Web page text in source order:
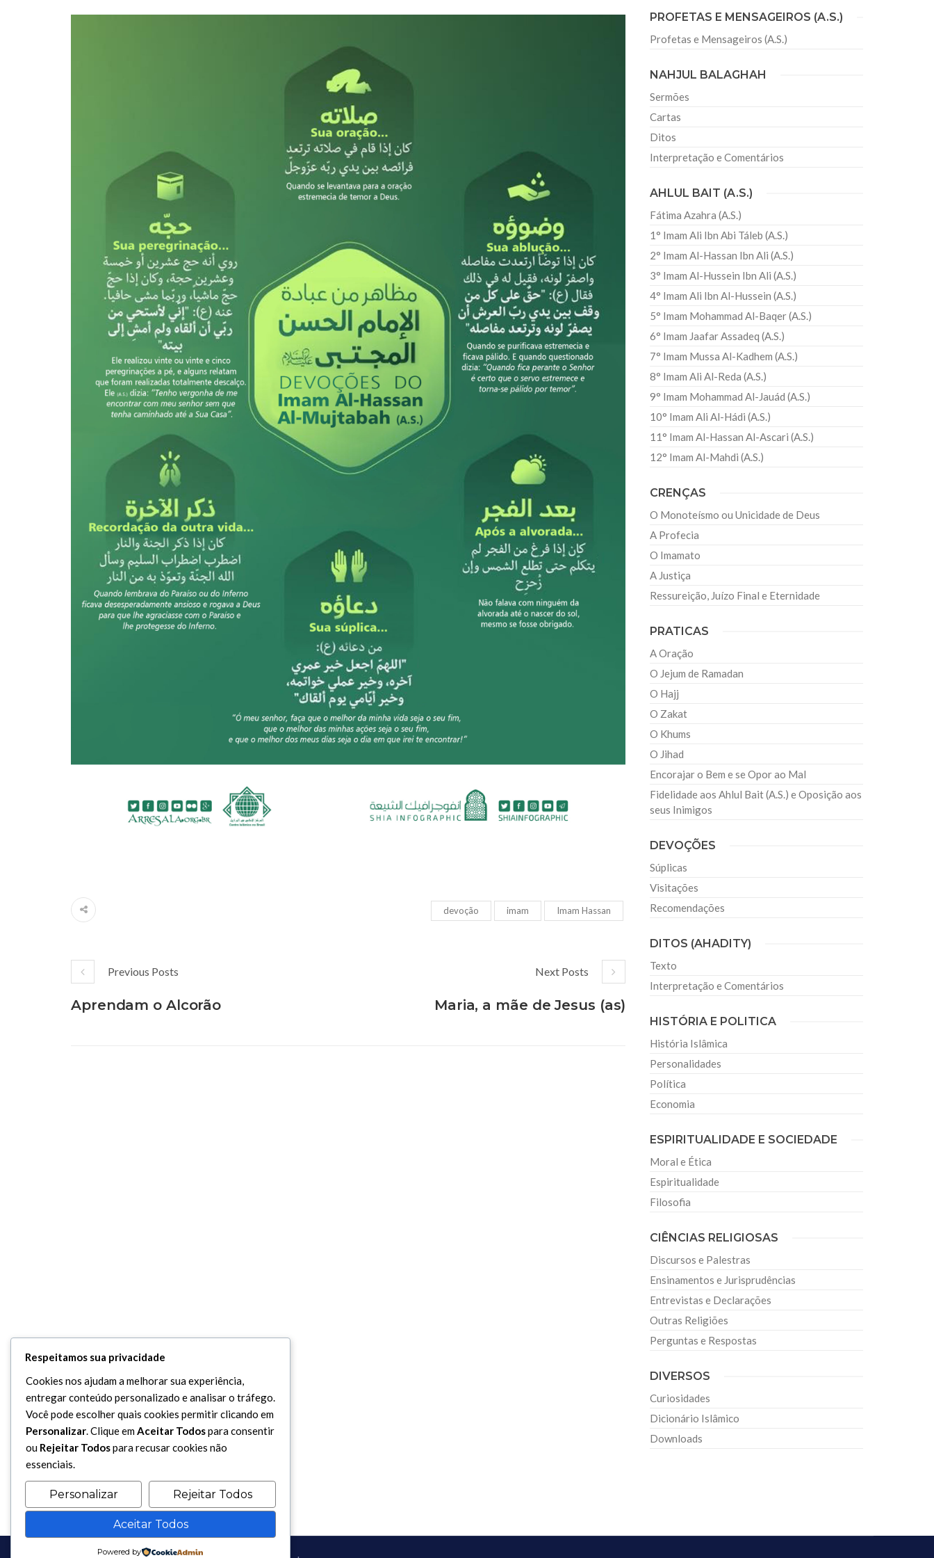
relembramos o martírio do quarto Imam dos muçulmanos, o Imam Ali Ibn Al-
Hussein Ibn Ali Ibn Abi Táleb (A.S.), conhecido por “Zein Al-Ábidin” (Formosura
Centro Islâmico no Brasil recebe o ex-ministro das
Na noite da quinta-feira, 03 de Abril, o Centro Islâmico no Brasil recebeu em sua
sede, em São Paulo, o ex-ministro das Relações Exteriores da República Islâmica
do Irã, Sr. Kamal Kharrazi, que encontra-se visitando
devoção imam Imam Hassan
Previous Posts
Aprendam o Alcorão
Next Posts
Maria, a mãe de Jesus (as)
PROFETAS E MENSAGEIROS (A.S.)
Profetas e Mensageiros (A.S.)
NAHJUL BALAGHAH
Sermões
Cartas
Ditos
Interpretação e Comentários
AHLUL BAIT (A.S.)
Fátima Azahra (A.S.)
1° Imam Ali Ibn Abi Táleb (A.S.)
2° Imam Al-Hassan Ibn Ali (A.S.)
3° Imam Al-Hussein Ibn Ali (A.S.)
4° Imam Ali Ibn Al-Hussein (A.S.)
5° Imam Mohammad Al-Baqer (A.S.)
6° Imam Jaafar Assadeq (A.S.)
7° Imam Mussa Al-Kadhem (A.S.)
8° Imam Ali Al-Reda (A.S.)
9° Imam Mohammad Al-Jauád (A.S.)
10° Imam Ali Al-Hádi (A.S.)
11° Imam Al-Hassan Al-Ascari (A.S.)
12° Imam Al-Mahdi (A.S.)
CRENÇAS
O Monoteísmo ou Unicidade de Deus
A Profecia
O Imamato
A Justiça
Ressureição, Juízo Final e Eternidade
PRATICAS
A Oração
O Jejum de Ramadan
O Hajj
O Zakat
O Khums
O Jihad
Encorajar o Bem e se Opor ao Mal
Fidelidade aos Ahlul Bait (A.S.) e Oposição aos
seus Inimigos
DEVOÇÕES
Súplicas
Visitações
Recomendações
DITOS (AHADITY)
Texto
Interpretação e Comentários
HISTÓRIA E POLITICA
História Islâmica
Personalidades
Política
Economia
ESPIRITUALIDADE E SOCIEDADE
Moral e Ética
Espiritualidade
Filosofia
CIÊNCIAS RELIGIOSAS
Discursos e Palestras
Ensinamentos e Jurisprudências
Entrevistas e Declarações
Outras Religiões
Perguntas e Respostas
DIVERSOS
Curiosidades
Dicionário Islâmico
Downloads
Respeitamos sua privacidade
Cookies nos ajudam a melhorar sua experiência,
entregar conteúdo personalizado e analisar o tráfego.
Você pode escolher quais cookies permitir clicando em
Personalizar. Clique emAceitar Todospara consentir
ou Rejeitar Todospara recusar cookies não
essenciais.
Personalizar Rejeitar Todos
Aceitar Todos
Powered by